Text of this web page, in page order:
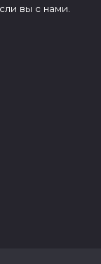
вы с нами.